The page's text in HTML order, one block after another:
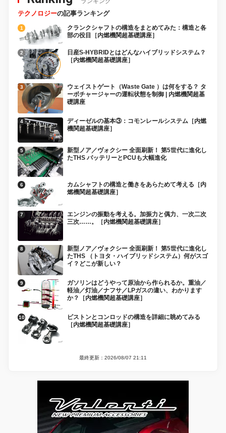
テクノロジーの記事ランキング
クランクシャフトの構造をまとめてみた：構造と各
部の役目［内燃機関超基礎講座］
日産S-HYBRIDとはどんなハイブリッドシステム？
［内燃機関超基礎講座］
ウェイストゲート（Waste Gate ）は何をする？ タ
ーボチャージャーの運転状態を制御 | 内燃機関超基
礎講座
ディーゼルの基本③：コモンレールシステム［内燃
機関超基礎講座］
新型ノア／ヴォクシー 全面刷新！ 第5世代に進化し
たTHS バッテリーとPCUも大幅進化
カムシャフトの構造と働きをあらためて考える［内
燃機関超基礎講座］
エンジンの振動を考える。加振力と偶力、一次二次
三次……。［内燃機関超基礎講座］
新型ノア／ヴォクシー 全面刷新！ 第5世代に進化し
たTHS （トヨタ・ハイブリッドシステム）何がスゴ
イ？どこが新しい？
ガソリンはどうやって原油から作られるか。重油／
軽油／灯油／ナフサ／LPガスの違い、わかります
か？［内燃機関超基礎講座］
ピストンとコンロッドの構造を詳細に眺めてみる
［内燃機関超基礎講座］
最終更新：2026/08/07 21:11